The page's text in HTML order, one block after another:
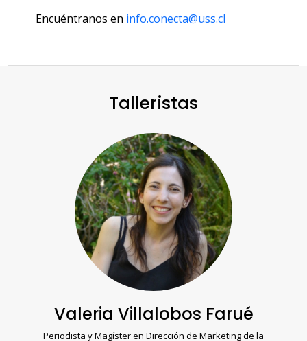
Encuéntranos en info.conecta@uss.cl
Talleristas
Valeria Villalobos Farué
Periodista y Magíster en Dirección de Marketing de la